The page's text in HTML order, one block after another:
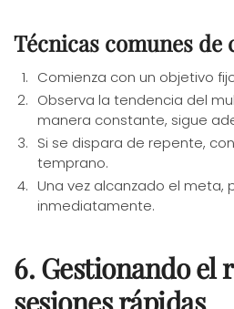
Técnicas comunes
Comienza con un objetivo
Observa la tendencia del
manera constante, sigue
Si se dispara de repente,
temprano.
Una vez alcanzado el meta,
inmediatamente.
6. Gestionando el
sesiones rápidas